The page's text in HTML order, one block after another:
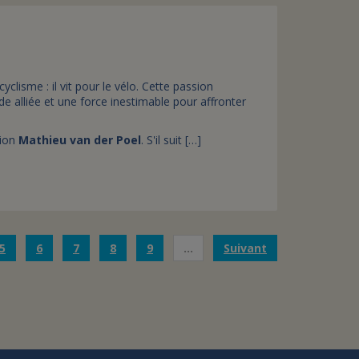
: il vit pour le vélo. Cette passion
alliée et une force inestimable pour affronter
Mathieu van der Poel. S'il suit […]
5 6 7 8 9 … Suivant